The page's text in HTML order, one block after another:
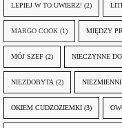
LEPIEJ W TO UWIERZ! (2)
MARGO COOK (1) MIĘDZY
MÓJ SZEF (2) NIECZYNNE
NIEZDOBYTA (2) NIEZMIENNI
OKIEM CUDZOZIEMKI (3)